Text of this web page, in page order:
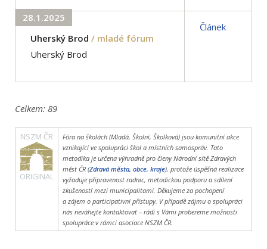
28.1.2025
Uherský Brod / mladé fórum
Uherský Brod
Článek
Celkem: 89
NSZM ČR
ORIGINAL
Fóra na školách (Mladá, Školní, Školková) jsou komunitní akce
vznikající ve spolupráci škol a místních samospráv. Tato
metodika je určena výhradně pro členy Národní sítě Zdravých
měst ČR (Zdravá města, obce, kraje), protože úspěšná realizace
vyžaduje připravenost radnic, metodickou podporu a sdílení
zkušeností mezi municipalitami. Děkujeme za pochopení
a zájem o participativní přístupy. V případě zájmu o spolupráci
nás neváhejte kontaktovat – rádi s Vámi probereme možnosti
spolupráce v rámci asociace NSZM ČR.